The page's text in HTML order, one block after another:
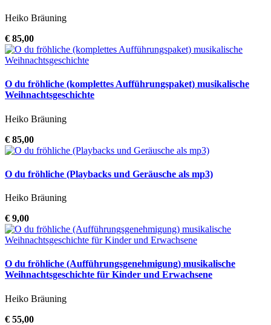
Heiko Bräuning
€ 85,00
O du fröhliche (komplettes Aufführungspaket) musikalische
Weihnachtsgeschichte
Heiko Bräuning
€ 85,00
O du fröhliche (Playbacks und Geräusche als mp3)
Heiko Bräuning
€ 9,00
O du fröhliche (Aufführungsgenehmigung) musikalische
Weihnachtsgeschichte für Kinder und Erwachsene
Heiko Bräuning
€ 55,00